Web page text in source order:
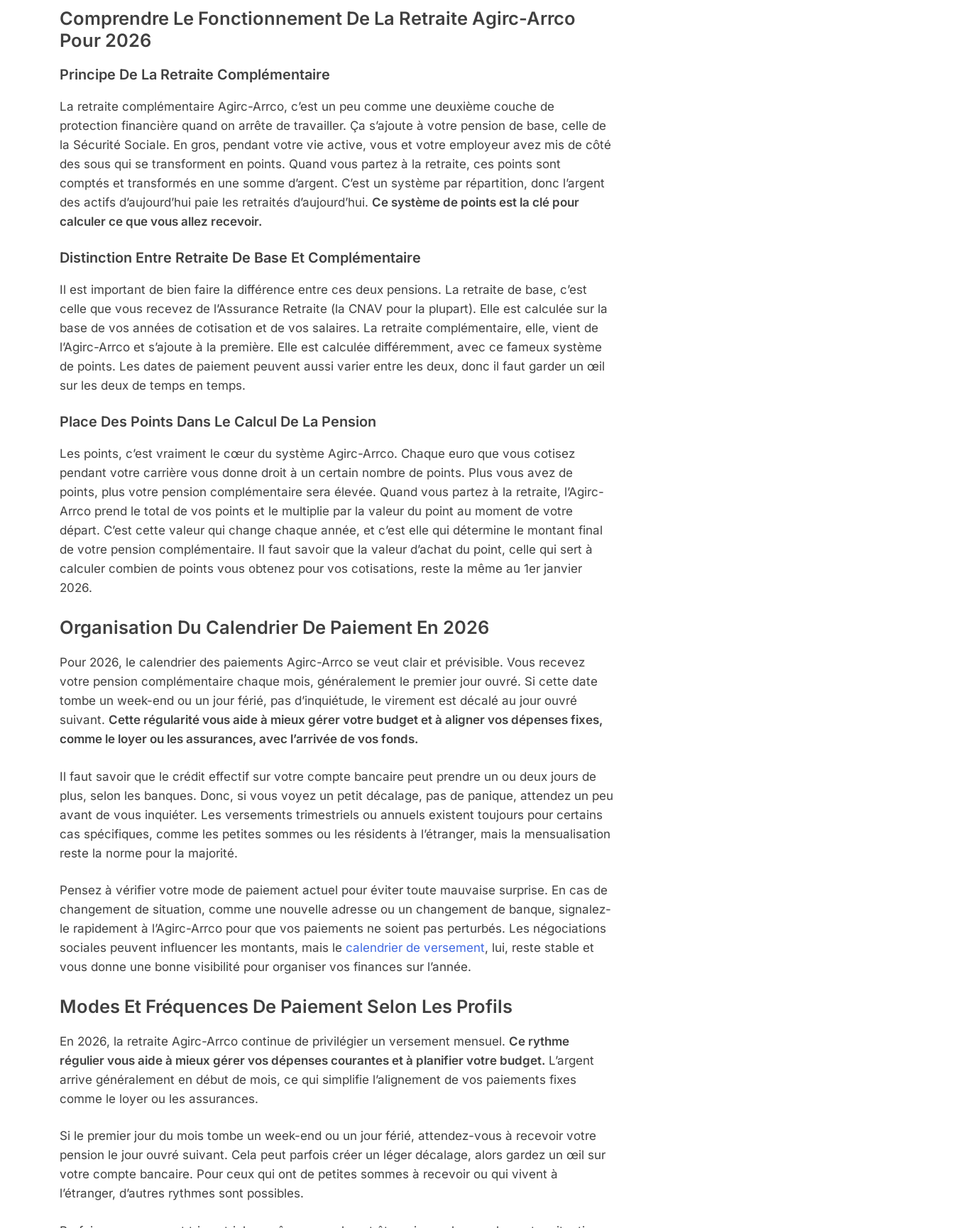
Comprendre Le Fonctionnement De La Retraite Agirc-Arrco
Pour 2026
Principe De La Retraite Complémentaire
La retraite complémentaire Agirc-Arrco, c’est un peu comme une deuxième couche de
protection financière quand on arrête de travailler. Ça s’ajoute à votre pension de base, celle de
la Sécurité Sociale. En gros, pendant votre vie active, vous et votre employeur avez mis de côté
des sous qui se transforment en points. Quand vous partez à la retraite, ces points sont
comptés et transformés en une somme d’argent. C’est un système par répartition, donc l’argent
des actifs d’aujourd’hui paie les retraités d’aujourd’hui. Ce système de points est la clé pour
calculer ce que vous allez recevoir.
Distinction Entre Retraite De Base Et Complémentaire
Il est important de bien faire la différence entre ces deux pensions. La retraite de base, c’est
celle que vous recevez de l’Assurance Retraite (la CNAV pour la plupart). Elle est calculée sur la
base de vos années de cotisation et de vos salaires. La retraite complémentaire, elle, vient de
l’Agirc-Arrco et s’ajoute à la première. Elle est calculée différemment, avec ce fameux système
de points. Les dates de paiement peuvent aussi varier entre les deux, donc il faut garder un œil
sur les deux de temps en temps.
Place Des Points Dans Le Calcul De La Pension
Les points, c’est vraiment le cœur du système Agirc-Arrco. Chaque euro que vous cotisez
pendant votre carrière vous donne droit à un certain nombre de points. Plus vous avez de
points, plus votre pension complémentaire sera élevée. Quand vous partez à la retraite, l’Agirc-
Arrco prend le total de vos points et le multiplie par la valeur du point au moment de votre
départ. C’est cette valeur qui change chaque année, et c’est elle qui détermine le montant final
de votre pension complémentaire. Il faut savoir que la valeur d’achat du point, celle qui sert à
calculer combien de points vous obtenez pour vos cotisations, reste la même au 1er janvier
2026.
Organisation Du Calendrier De Paiement En 2026
Pour 2026, le calendrier des paiements Agirc-Arrco se veut clair et prévisible. Vous recevez
votre pension complémentaire chaque mois, généralement le premier jour ouvré. Si cette date
tombe un week-end ou un jour férié, pas d’inquiétude, le virement est décalé au jour ouvré
suivant. Cette régularité vous aide à mieux gérer votre budget et à aligner vos dépenses fixes,
comme le loyer ou les assurances, avec l’arrivée de vos fonds.
Il faut savoir que le crédit effectif sur votre compte bancaire peut prendre un ou deux jours de
plus, selon les banques. Donc, si vous voyez un petit décalage, pas de panique, attendez un peu
avant de vous inquiéter. Les versements trimestriels ou annuels existent toujours pour certains
cas spécifiques, comme les petites sommes ou les résidents à l’étranger, mais la mensualisation
reste la norme pour la majorité.
Pensez à vérifier votre mode de paiement actuel pour éviter toute mauvaise surprise. En cas de
changement de situation, comme une nouvelle adresse ou un changement de banque, signalez-
le rapidement à l’Agirc-Arrco pour que vos paiements ne soient pas perturbés. Les négociations
sociales peuvent influencer les montants, mais le calendrier de versement, lui, reste stable et
vous donne une bonne visibilité pour organiser vos finances sur l’année.
Modes Et Fréquences De Paiement Selon Les Profils
En 2026, la retraite Agirc-Arrco continue de privilégier un versement mensuel. Ce rythme
régulier vous aide à mieux gérer vos dépenses courantes et à planifier votre budget. L’argent
arrive généralement en début de mois, ce qui simplifie l’alignement de vos paiements fixes
comme le loyer ou les assurances.
Si le premier jour du mois tombe un week-end ou un jour férié, attendez-vous à recevoir votre
pension le jour ouvré suivant. Cela peut parfois créer un léger décalage, alors gardez un œil sur
votre compte bancaire. Pour ceux qui ont de petites sommes à recevoir ou qui vivent à
l’étranger, d’autres rythmes sont possibles.